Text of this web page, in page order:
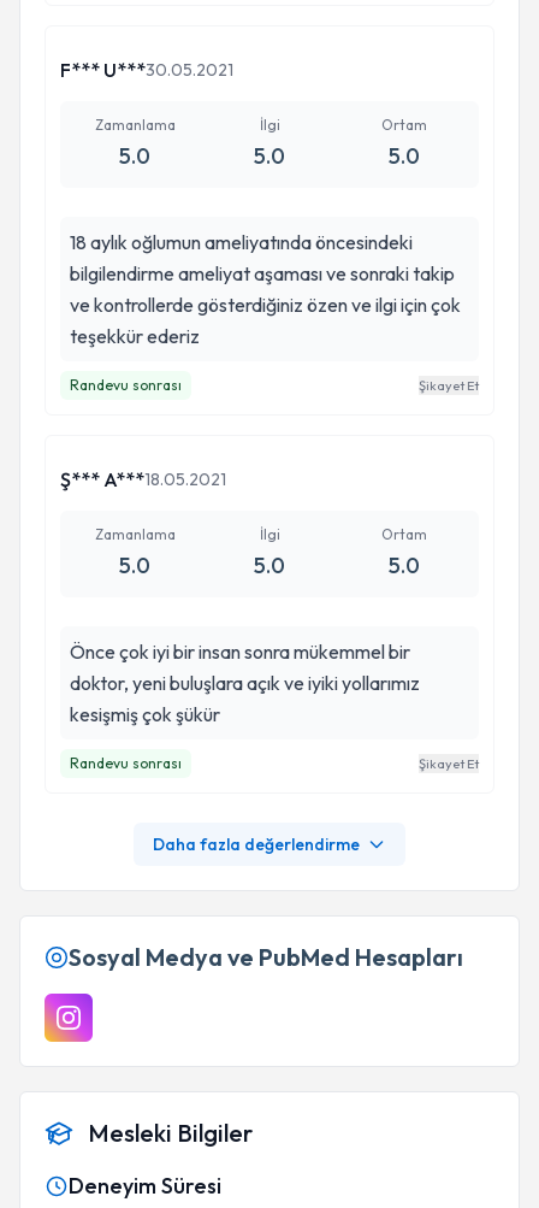
sayesinde ağır hasta gurubundan çıktı ve artık
ıslanmıyor,kaka kaçırmıyor. Teşekkürler Halil
Hocam böyle bir tedaviyi ülkemizde
F*** U***30.05.2021
Zamanlama
5.0
İlgi
5.0
Ortam
5.0
18 aylık oğlumun ameliyatında öncesindeki
bilgilendirme ameliyat aşaması ve sonraki takip
ve kontrollerde gösterdiğiniz özen ve ilgi için çok
teşekkür ederiz
Randevu sonrası Şikayet Et
Ş*** A***18.05.2021
Zamanlama
5.0
İlgi
5.0
Ortam
5.0
Önce çok iyi bir insan sonra mükemmel bir
doktor, yeni buluşlara açık ve iyiki yollarımız
kesişmiş çok şükür
Randevu sonrası Şikayet Et
Daha fazla değerlendirme
Sosyal Medya ve PubMed Hesapları
Mesleki Bilgiler
Deneyim Süresi